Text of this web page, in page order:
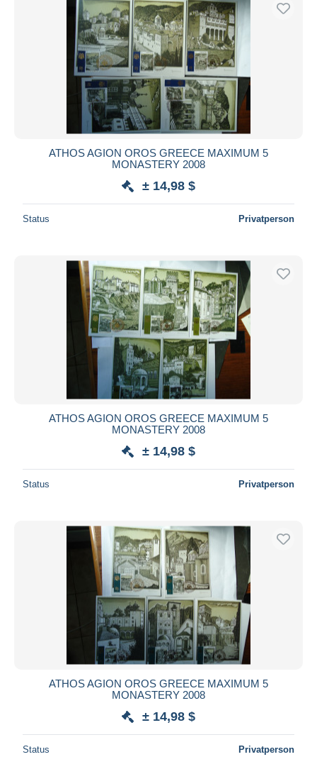
Kostenloser Versand
Zahlungsmethoden
PayPal
Banküberweisung
Visa
Mastercard
Bancontact
iDeal
Wohnsitz des Verkäufers
Übernehmen
ATHOS AGION OROS GREECE MAXIMUM 5
MONASTERY 2008
± 14,98 $
Status Privatperson
ATHOS AGION OROS GREECE MAXIMUM 5
MONASTERY 2008
± 14,98 $
Status Privatperson
ATHOS AGION OROS GREECE MAXIMUM 5
MONASTERY 2008
± 14,98 $
Status Privatperson